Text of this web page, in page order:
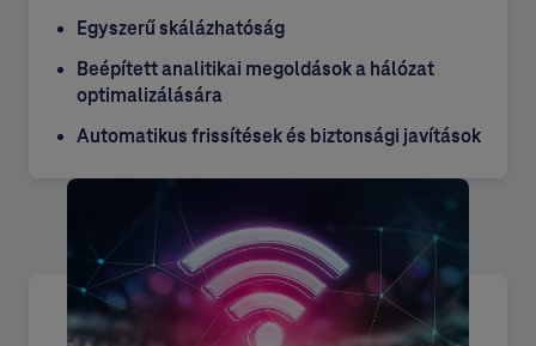
Egyszerű skálázhatóság
Beépített analitikai megoldások a hálózat
optimalizálására
Automatikus frissítések és biztonsági javítások